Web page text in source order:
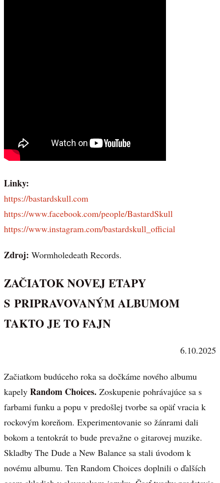
Linky:
https://bastardskull.com
https://www.facebook.com/people/BastardSkull
https://www.instagram.com/bastardskull_official
Zdroj: Wormholedeath Records.
ZAČIATOK NOVEJ ETAPY
S PRIPRAVOVANÝM ALBUMOM
TAKTO JE TO FAJN
6.10.2025
Začiatkom budúceho roka sa dočkáme nového albumu
kapely Random Choices. Zoskupenie pohrávajúce sa s
farbami funku a popu v predošlej tvorbe sa opäť vracia k
rockovým koreňom. Experimentovanie so žánrami dali
bokom a tentokrát to bude prevažne o gitarovej muzike.
Skladby The Dude a New Balance sa stali úvodom k
novému albumu. Ten Random Choices doplnili o ďalších